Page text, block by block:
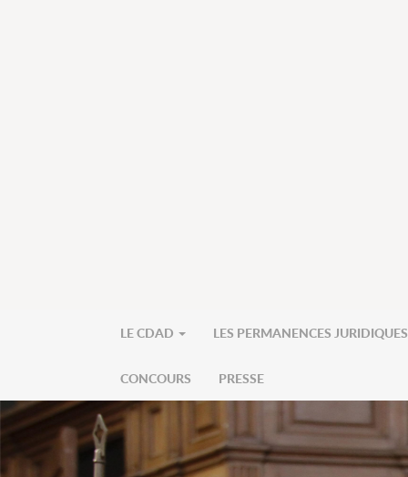
LE CDAD LES PERMANENCES JURIDIQUES
CONCOURS PRESSE